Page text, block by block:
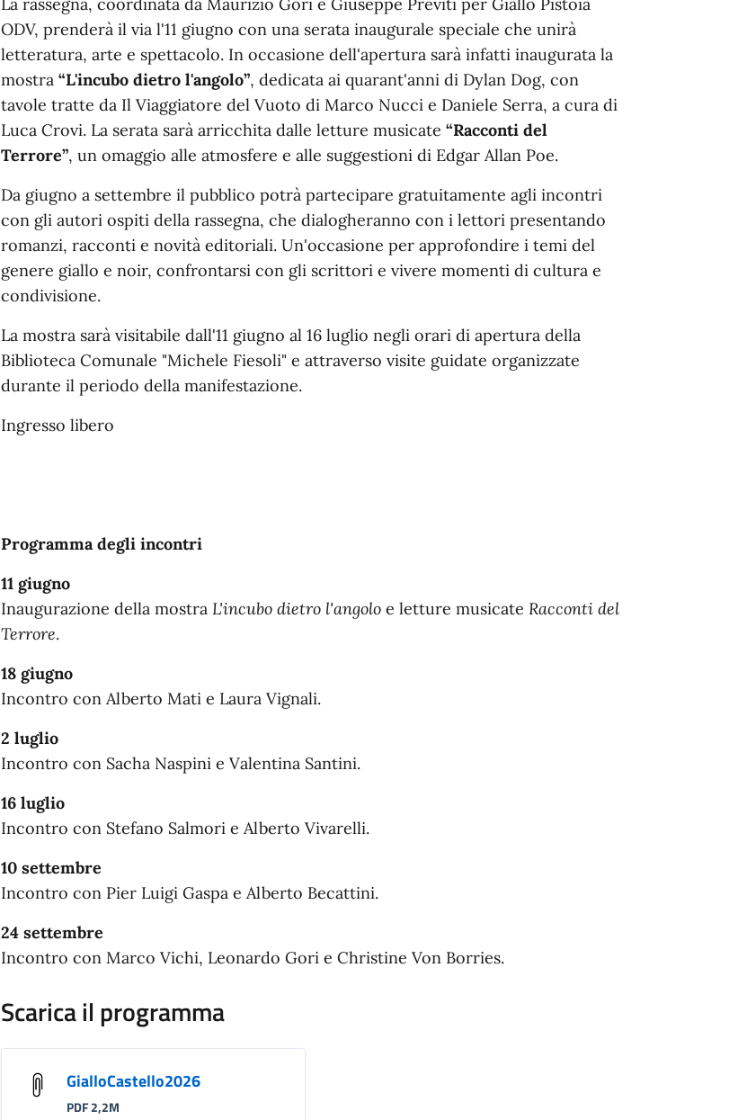
La rassegna, coordinata da Maurizio Gori e Giuseppe Previti per Giallo Pistoia
ODV, prenderà il via l'11 giugno con una serata inaugurale speciale che unirà
letteratura, arte e spettacolo. In occasione dell'apertura sarà infatti inaugurata la
mostra “L'incubo dietro l'angolo”, dedicata ai quarant'anni di Dylan Dog, con
tavole tratte da Il Viaggiatore del Vuoto di Marco Nucci e Daniele Serra, a cura di
Luca Crovi. La serata sarà arricchita dalle letture musicate “Racconti del
Terrore”, un omaggio alle atmosfere e alle suggestioni di Edgar Allan Poe.
Da giugno a settembre il pubblico potrà partecipare gratuitamente agli incontri
con gli autori ospiti della rassegna, che dialogheranno con i lettori presentando
romanzi, racconti e novità editoriali. Un'occasione per approfondire i temi del
genere giallo e noir, confrontarsi con gli scrittori e vivere momenti di cultura e
condivisione.
La mostra sarà visitabile dall'11 giugno al 16 luglio negli orari di apertura della
Biblioteca Comunale "Michele Fiesoli" e attraverso visite guidate organizzate
durante il periodo della manifestazione.
Ingresso libero
Programma degli incontri
11 giugno
Inaugurazione della mostra L'incubo dietro l'angoloe letture musicate Racconti del
Terrore.
18 giugno
Incontro con Alberto Mati e Laura Vignali.
2 luglio
Incontro con Sacha Naspini e Valentina Santini.
16 luglio
Incontro con Stefano Salmori e Alberto Vivarelli.
10 settembre
Incontro con Pier Luigi Gaspa e Alberto Becattini.
24 settembre
Incontro con Marco Vichi, Leonardo Gori e Christine Von Borries.
Scarica il programma
GialloCastello2026
PDF 2,2M